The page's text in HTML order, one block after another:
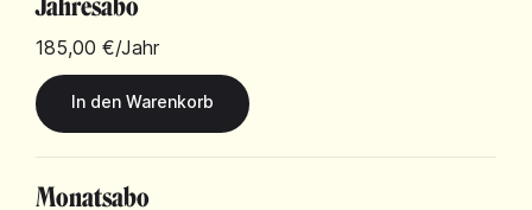
Jahresabo
185,00 €/Jahr
Monatsabo